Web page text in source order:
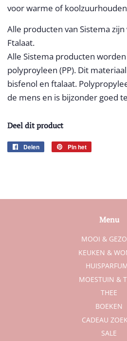
voor warme of
Alle producten van Sistema zijn
Ftalaat.
Alle Sistema producten
polyproyleen (PP). Dit
bisfenol en ftalaat.
de mens en is bijzonder goed
Deel dit product
Delen
Delen
Pin het
Menu
MOOI &
KEUKEN &
MOESTUIN &
THEE
BOEKEN
CADEAU
SALE